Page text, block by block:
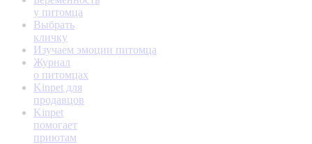
у питомца
Выбрать
кличку
Изучаем эмоции питомца
Журнал
о питомцах
Kinpet для
продавцов
Kinpet
помогает
приютам